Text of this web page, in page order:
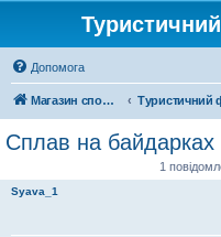
Допомога
Магазин спорядження
Сплав на
1
Syava_1